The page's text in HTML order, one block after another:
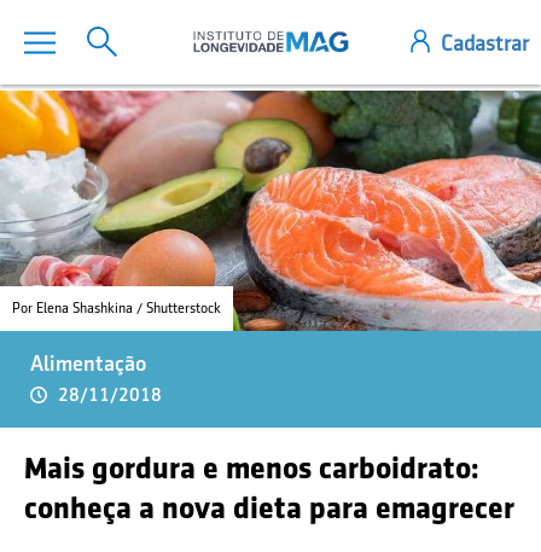
Por Elena Shashkina / Shutterstock
Alimentação
28/11/2018
Mais gordura e menos carboidrato:
conheça a nova dieta para emagrecer